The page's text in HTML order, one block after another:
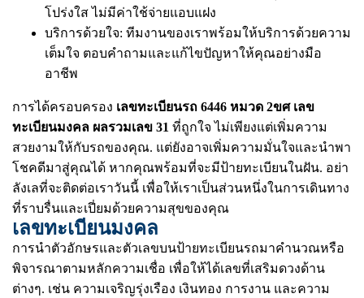
โปร่งใส ไม่มีค่าใช้จ่ายแอบแฝง
บริการด้วยใจ: ทีมงานของเราพร้อมให้บริการด้วยความ
เต็มใจ ตอบคำถามและแก้ไขปัญหาให้คุณอย่างมือ
อาชีพ
การได้ครอบครอง เลขทะเบียนรถ 6446 หมวด 2ขศ เลข
ทะเบียนมงคล ผลรวมเลข 31 ที่ถูกใจ ไม่เพียงแต่เพิ่มความ
สวยงามให้กับรถของคุณ. แต่ยังอาจเพิ่มความมั่นใจและนำพา
โชคดีมาสู่คุณได้ หากคุณพร้อมที่จะมีป้ายทะเบียนในฝัน. อย่า
ลังเลที่จะติดต่อเราวันนี้ เพื่อให้เราเป็นส่วนหนึ่งในการเดินทาง
ที่ราบรื่นและเปี่ยมด้วยความสุขของคุณ
เลขทะเบียนมงคล
การนำตัวอักษรและตัวเลขบนป้ายทะเบียนรถมาคำนวณหรือ
พิจารณาตามหลักความเชื่อ เพื่อให้ได้เลขที่เสริมดวงด้าน
ต่างๆ. เช่น ความเจริญรุ่งเรือง เงินทอง การงาน และความ